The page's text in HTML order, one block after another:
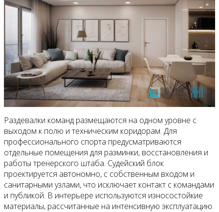
Раздевалки команд размещаются на одном уровне с
выходом к полю и техническим коридорам. Для
профессионального спорта предусматриваются
отдельные помещения для разминки, восстановления и
работы тренерского штаба. Судейский блок
проектируется автономно, с собственным входом и
санитарными узлами, что исключает контакт с командами
и публикой. В интерьере используются износостойкие
материалы, рассчитанные на интенсивную эксплуатацию.